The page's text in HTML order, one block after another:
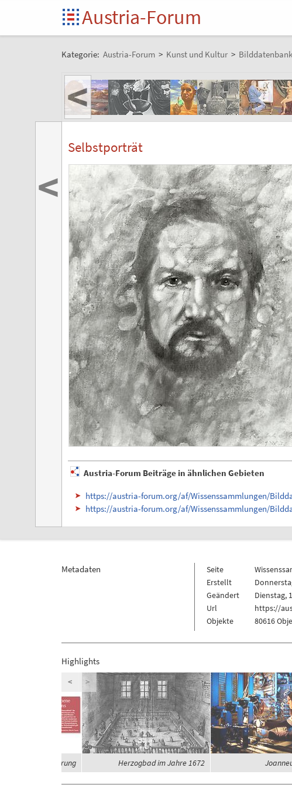
Austria-Forum
Kategorie: Austria-Forum > Kunst und Kultur >
<
Selbstporträt
Austria-Forum Beiträge in ähnlichen Gebieten
https://austria-forum.org/af/Wissenssammlungen/
https://austria-forum.org/af/Wissenssammlungen/
<
Metadaten Seite
Erstellt
Geändert
Dienstag,
Url
https://
Objekte
80616
Highlights
und Globalisierung Herzogbad im Jahre 1672
< >